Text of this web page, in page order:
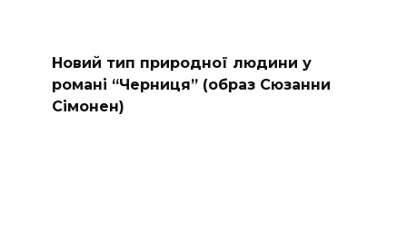
Новий тип природної людини у
романі “Черниця” (образ Сюзанни
Сімонен)